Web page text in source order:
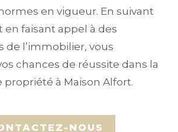
en vigueur. En suivant
en faisant appel à des
de l’immobilier, vous
chances de réussite dans la
propriété à Maison Alfort.